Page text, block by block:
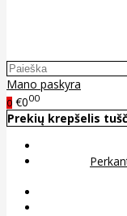
Mano paskyra
0 €000
Prekių krepšelis